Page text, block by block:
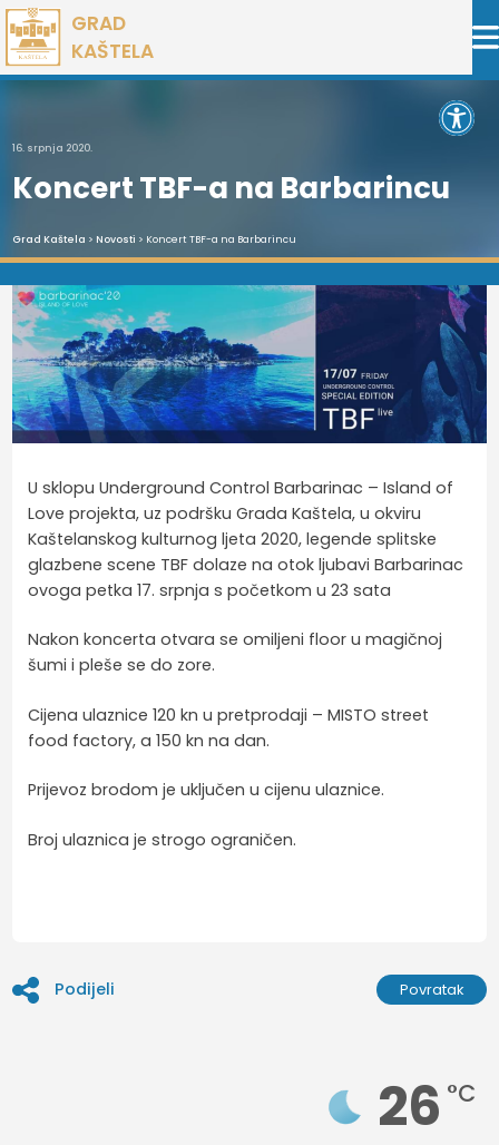
Preskoči
na
sadržaj
GRAD
KAŠTELA
16. srpnja 2020.
Koncert TBF-a na Barbarincu
Grad Kaštela > Novosti > Koncert TBF-a na Barbarincu
U sklopu Underground Control Barbarinac – Island of
Love projekta, uz podršku Grada Kaštela, u okviru
Kaštelanskog kulturnog ljeta 2020, legende splitske
glazbene scene TBF dolaze na otok ljubavi Barbarinac
ovoga petka 17. srpnja s početkom u 23 sata
Nakon koncerta otvara se omiljeni floor u magičnoj
šumi i pleše se do zore.
Cijena ulaznice 120 kn u pretprodaji – MISTO street
food factory, a 150 kn na dan.
Prijevoz brodom je uključen u cijenu ulaznice.
Broj ulaznica je strogo ograničen.
Podijeli Povratak
26 °C